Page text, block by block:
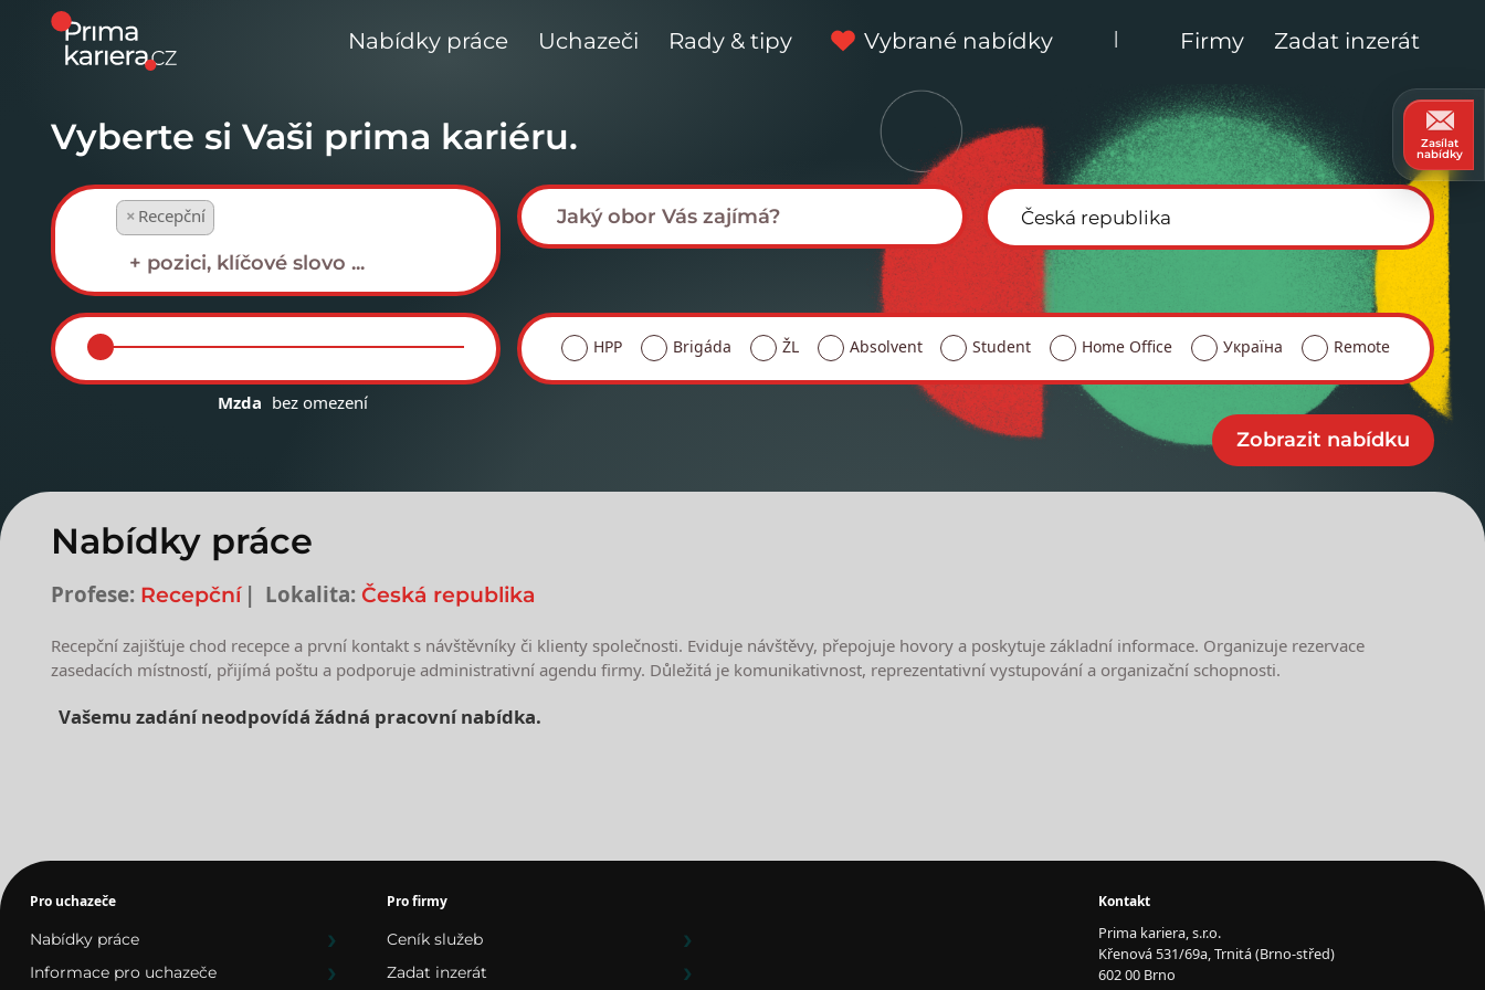
Nabídky práce Uchazeči Rady & tipy Vybrané nabídky | Firmy Zadat inzerát
Vyberte si Vaši prima kariéru.
× Recepční
Mzda bez omezení
HPP Brigáda ŽL Absolvent Student Home Office Україна Remote
Nabídky práce
Profese: Recepční Lokalita: Česká republika
Recepční zajišťuje chod recepce a první kontakt s návštěvníky či klienty společnosti. Eviduje návštěvy, přepojuje hovory a poskytuje základní informace. Organizuje rezervace
zasedacích místností, přijímá poštu a podporuje administrativní agendu firmy. Důležitá je komunikativnost, reprezentativní vystupování a organizační schopnosti.
Vašemu zadání neodpovídá žádná pracovní nabídka.
Zasílat
nabídky
Pro uchazeče
Nabídky práce
Informace pro uchazeče
Pro firmy
Ceník služeb
Zadat inzerát
Kontakt
Prima kariera, s.r.o.
Křenová 531/69a, Trnitá (Brno-střed)
602 00 Brno